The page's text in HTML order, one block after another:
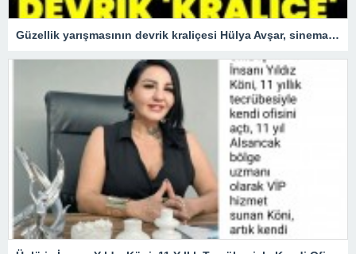
Güzellik yarışmasının devrik kraliçesi Hülya Avşar, sinemanın kraliçesi oldu.